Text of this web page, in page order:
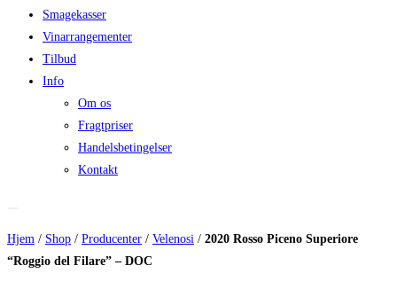
Smagekasser
Vinarrangementer
Tilbud
Info
Om os
Fragtpriser
Handelsbetingelser
Kontakt
Hjem / Shop / Producenter / Velenosi / 2020 Rosso Piceno Superiore
“Roggio del Filare” – DOC